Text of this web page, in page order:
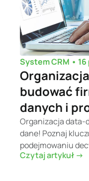
System CRM •
budować
danych i
Organizacja data-
dane! Poznaj
podejmowaniu
Czytaj artykuł ->